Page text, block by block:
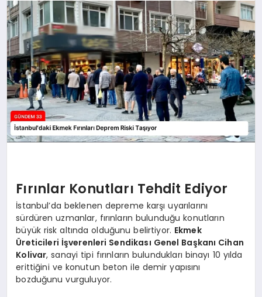
Fırınlar Konutları Tehdit Ediyor
İstanbul’da beklenen depreme karşı uyarılarını
sürdüren uzmanlar, fırınların bulunduğu konutların
büyük risk altında olduğunu belirtiyor. Ekmek
Üreticileri İşverenleri Sendikası Genel Başkanı Cihan
Kolivar, sanayi tipi fırınların bulundukları binayı 10 yılda
erittiğini ve konutun beton ile demir yapısını
bozduğunu vurguluyor.